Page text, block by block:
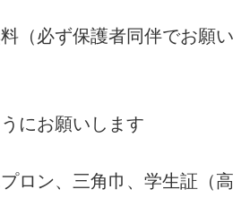
（必ず保護者同伴でお願い
にお願いします
ン、三角巾、学生証（高